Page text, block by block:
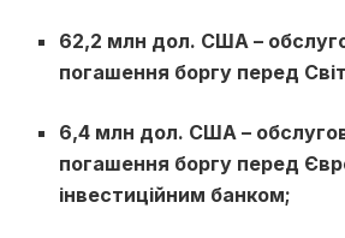
62,2 млн дол. США –
погашення боргу перед
6,4 млн дол. США –
погашення боргу перед
інвестиційним банком;